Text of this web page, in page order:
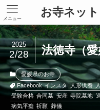
お寺ネッ
メニュー
法徳寺（
2025
2/28
愛媛県のお寺
Facebook インスタ 人形供養
受験合格 合同墓 安産 寺院墓地
病気平癒 祈願 葬儀